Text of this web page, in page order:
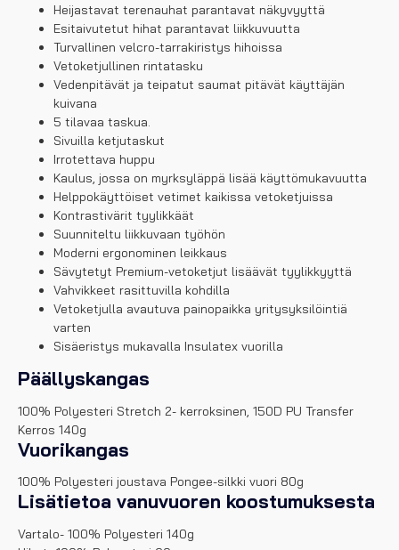
Heijastavat terenauhat parantavat näkyvyyttä
Esitaivutetut hihat parantavat liikkuvuutta
Turvallinen velcro-tarrakiristys hihoissa
Vetoketjullinen rintatasku
Vedenpitävät ja teipatut saumat pitävät käyttäjän
kuivana
5 tilavaa taskua.
Sivuilla ketjutaskut
Irrotettava huppu
Kaulus, jossa on myrksyläppä lisää käyttömukavuutta
Helppokäyttöiset vetimet kaikissa vetoketjuissa
Kontrastivärit tyylikkäät
Suunniteltu liikkuvaan työhön
Moderni ergonominen leikkaus
Sävytetyt Premium-vetoketjut lisäävät tyylikkyyttä
Vahvikkeet rasittuvilla kohdilla
Vetoketjulla avautuva painopaikka yritysyksilöintiä
varten
Sisäeristys mukavalla Insulatex vuorilla
Päällyskangas
100% Polyesteri Stretch 2- kerroksinen, 150D PU Transfer
Kerros 140g
Vuorikangas
100% Polyesteri joustava Pongee-silkki vuori 80g
Lisätietoa vanuvuoren koostumuksesta
Vartalo- 100% Polyesteri 140g